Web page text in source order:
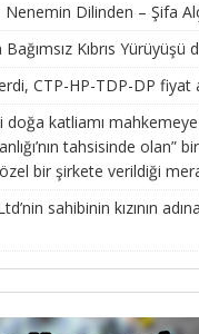
Dilinden – Şifa
Kıbrıs Yürüyüşü
CTP-HP-TDP-DP fiyat
doğa katliamı mahkemeye
tahsisinde olan”
bir şirkete verildiği
sahibinin kızının